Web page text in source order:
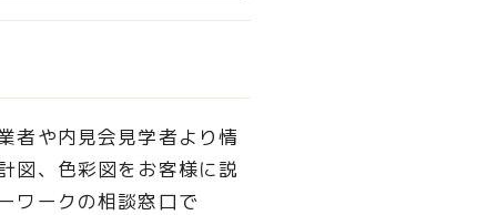
や内見会見学者より情
、色彩図をお客様に説
ークの相談窓口で